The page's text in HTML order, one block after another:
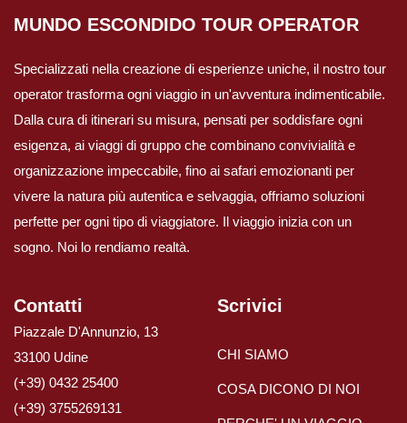
MUNDO ESCONDIDO TOUR OPERATOR
Specializzati nella creazione di esperienze uniche, il nostro tour
operator trasforma ogni viaggio in un'avventura indimenticabile.
Dalla cura di itinerari su misura, pensati per soddisfare ogni
esigenza, ai viaggi di gruppo che combinano convivialità e
organizzazione impeccabile, fino ai safari emozionanti per
vivere la natura più autentica e selvaggia, offriamo soluzioni
perfette per ogni tipo di viaggiatore. Il viaggio inizia con un
sogno. Noi lo rendiamo realtà.
Contatti
Piazzale D'Annunzio, 13
33100 Udine
(+39) 0432 25400
(+39) 3755269131
Scrivici
CHI SIAMO
COSA DICONO DI NOI